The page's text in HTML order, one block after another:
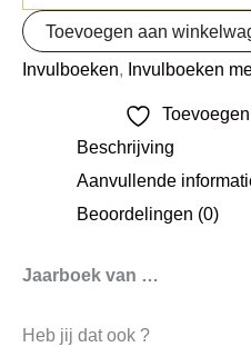
Toevoegen aan
Invulboeken, Invulboeken
Beschrijving
Aanvullende
Beoordelingen (0)
Jaarboek van …
Heb jij dat ook ?